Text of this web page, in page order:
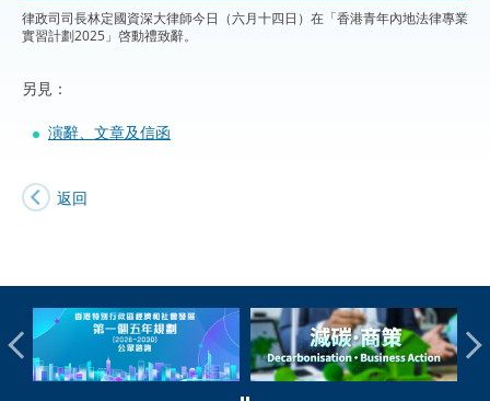
律政司司長林定國資深大律師今日（六月十四日）在「香港青年內地法律專業
實習計劃2025」啓動禮致辭。
另見：
演辭、文章及信函
返回